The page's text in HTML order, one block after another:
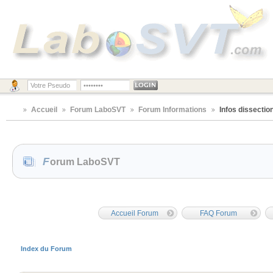
Accueil Forum LaboSVT Forum Informations Infos
Forum LaboSVT
Accueil Forum FAQ Forum
Index du Forum